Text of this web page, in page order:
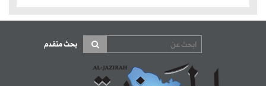
بحث متقدم